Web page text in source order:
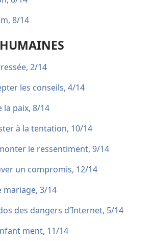
8/14
2/14
les conseils, 4/14
la paix, 8/14
à la tentation, 10/14
le ressentiment, 9/14
un compromis, 12/14
mariage, 3/14
des dangers d’Internet, 5/14
ment, 11/14